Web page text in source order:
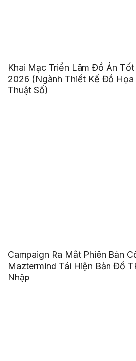
Khai Mạc Triển Lãm Đồ Án
2026 (Ngành Thiết Kế Đồ Họa
Thuật Số)
Campaign Ra Mắt Phiên Bản
Maztermind Tái Hiện Bản Đồ
Nhập